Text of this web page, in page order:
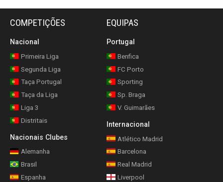
COMPETIÇÕES
Nacional
Primeira Liga
Segunda Liga
Taça Portugal
Taça da Liga
Liga 3
Distritais
Nacionais Clubes
Alemanha
Brasil
Espanha
EQUIPAS
Portugal
Benfica
FC Porto
Sporting
Sp. Braga
V. Guimarães
Internacional
Atlético Madrid
Barcelona
Real Madrid
Liverpool